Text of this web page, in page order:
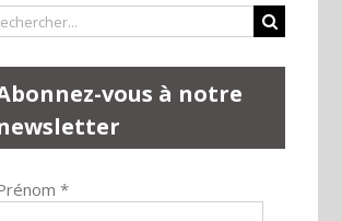
vous à notre
*